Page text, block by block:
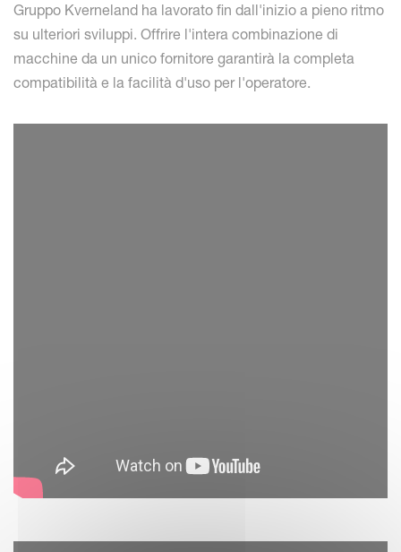
Gruppo Kverneland ha lavorato fin dall'inizio a pieno ritmo
su ulteriori sviluppi. Offrire l'intera combinazione di
macchine da un unico fornitore garantirà la completa
compatibilità e la facilità d'uso per l'operatore.